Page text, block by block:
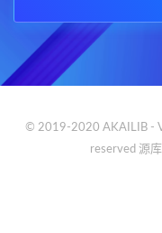
© 2019-2020 AKAILIB -
reserved 源